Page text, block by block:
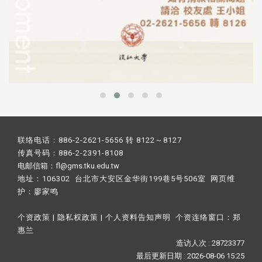
联络电话：886-2-2621-5656 转 8122～8127
传真号码：886-2-2391-8108
电邮信箱：fl@gms.tku.edu.tw
地址：106302 台北市大安区金华街199巷5号506室 网页维
护： 廖家鸣​
个资政策 | 隐私权政策 | 个人资料告知声明 个资连络窗口： 郑
惠兰
造访人次 : 28723377
最后更新日期 :2026-08-06 15:25